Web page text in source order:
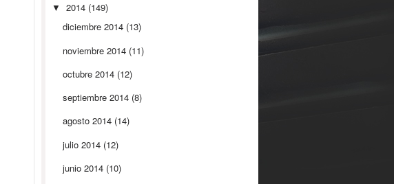
▼ 2014 (149)
diciembre 2014 (13)
noviembre 2014 (11)
octubre 2014 (12)
septiembre 2014 (8)
agosto 2014 (14)
julio 2014 (12)
junio 2014 (10)